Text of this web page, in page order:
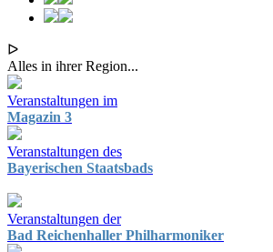
ᐅ
Alles in ihrer Region...
Veranstaltungen im
Magazin 3
Veranstaltungen des
Bayerischen Staatsbads
Veranstaltungen der
Bad Reichenhaller Philharmoniker